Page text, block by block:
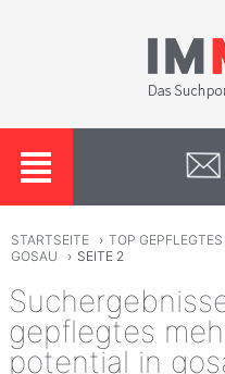
STARTSEITE › TOP
GOSAU
› SEITE 2
gepflegtes
potential in